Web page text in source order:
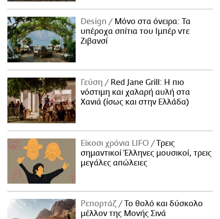
Design
Μόνο στα όνειρα: Τα
υπέροχα σπίτια του Ιμπέρ ντε
Ζιβανσί
Γεύση
Red Jane Grill: Η πιο
νόστιμη και χαλαρή αυλή στα
Χανιά (ίσως και στην Ελλάδα)
Είκοσι χρόνια LIFO
Tρεις
σημαντικοί Έλληνες μουσικοί, τρεις
μεγάλες απώλειες
Ρεπορτάζ
Το θολό και δύσκολο
μέλλον της Μονής Σινά